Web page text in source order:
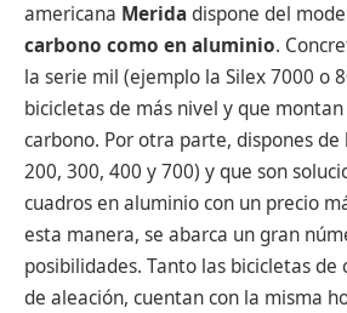
americana Meridadispone del
carbono como en aluminio.
la serie mil (ejemplo la Silex 7000 o
bicicletas de más nivel y que
carbono. Por otra parte, dispones de
200, 300, 400 y 700) y que son
cuadros en aluminio con un precio
esta manera, se abarca un gran
posibilidades. Tanto las bicicletas de
de aleación, cuentan con la misma